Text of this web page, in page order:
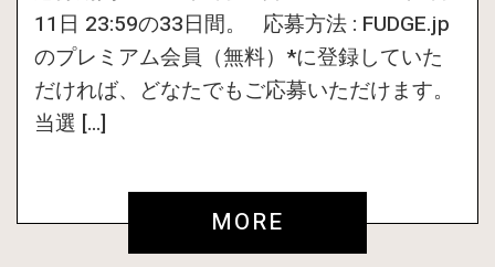
11日 23:59の33日間。 応募方法 : FUDGE.jp
のプレミアム会員（無料）*に登録していた
だければ、どなたでもご応募いただけます。
当選 […]
MORE